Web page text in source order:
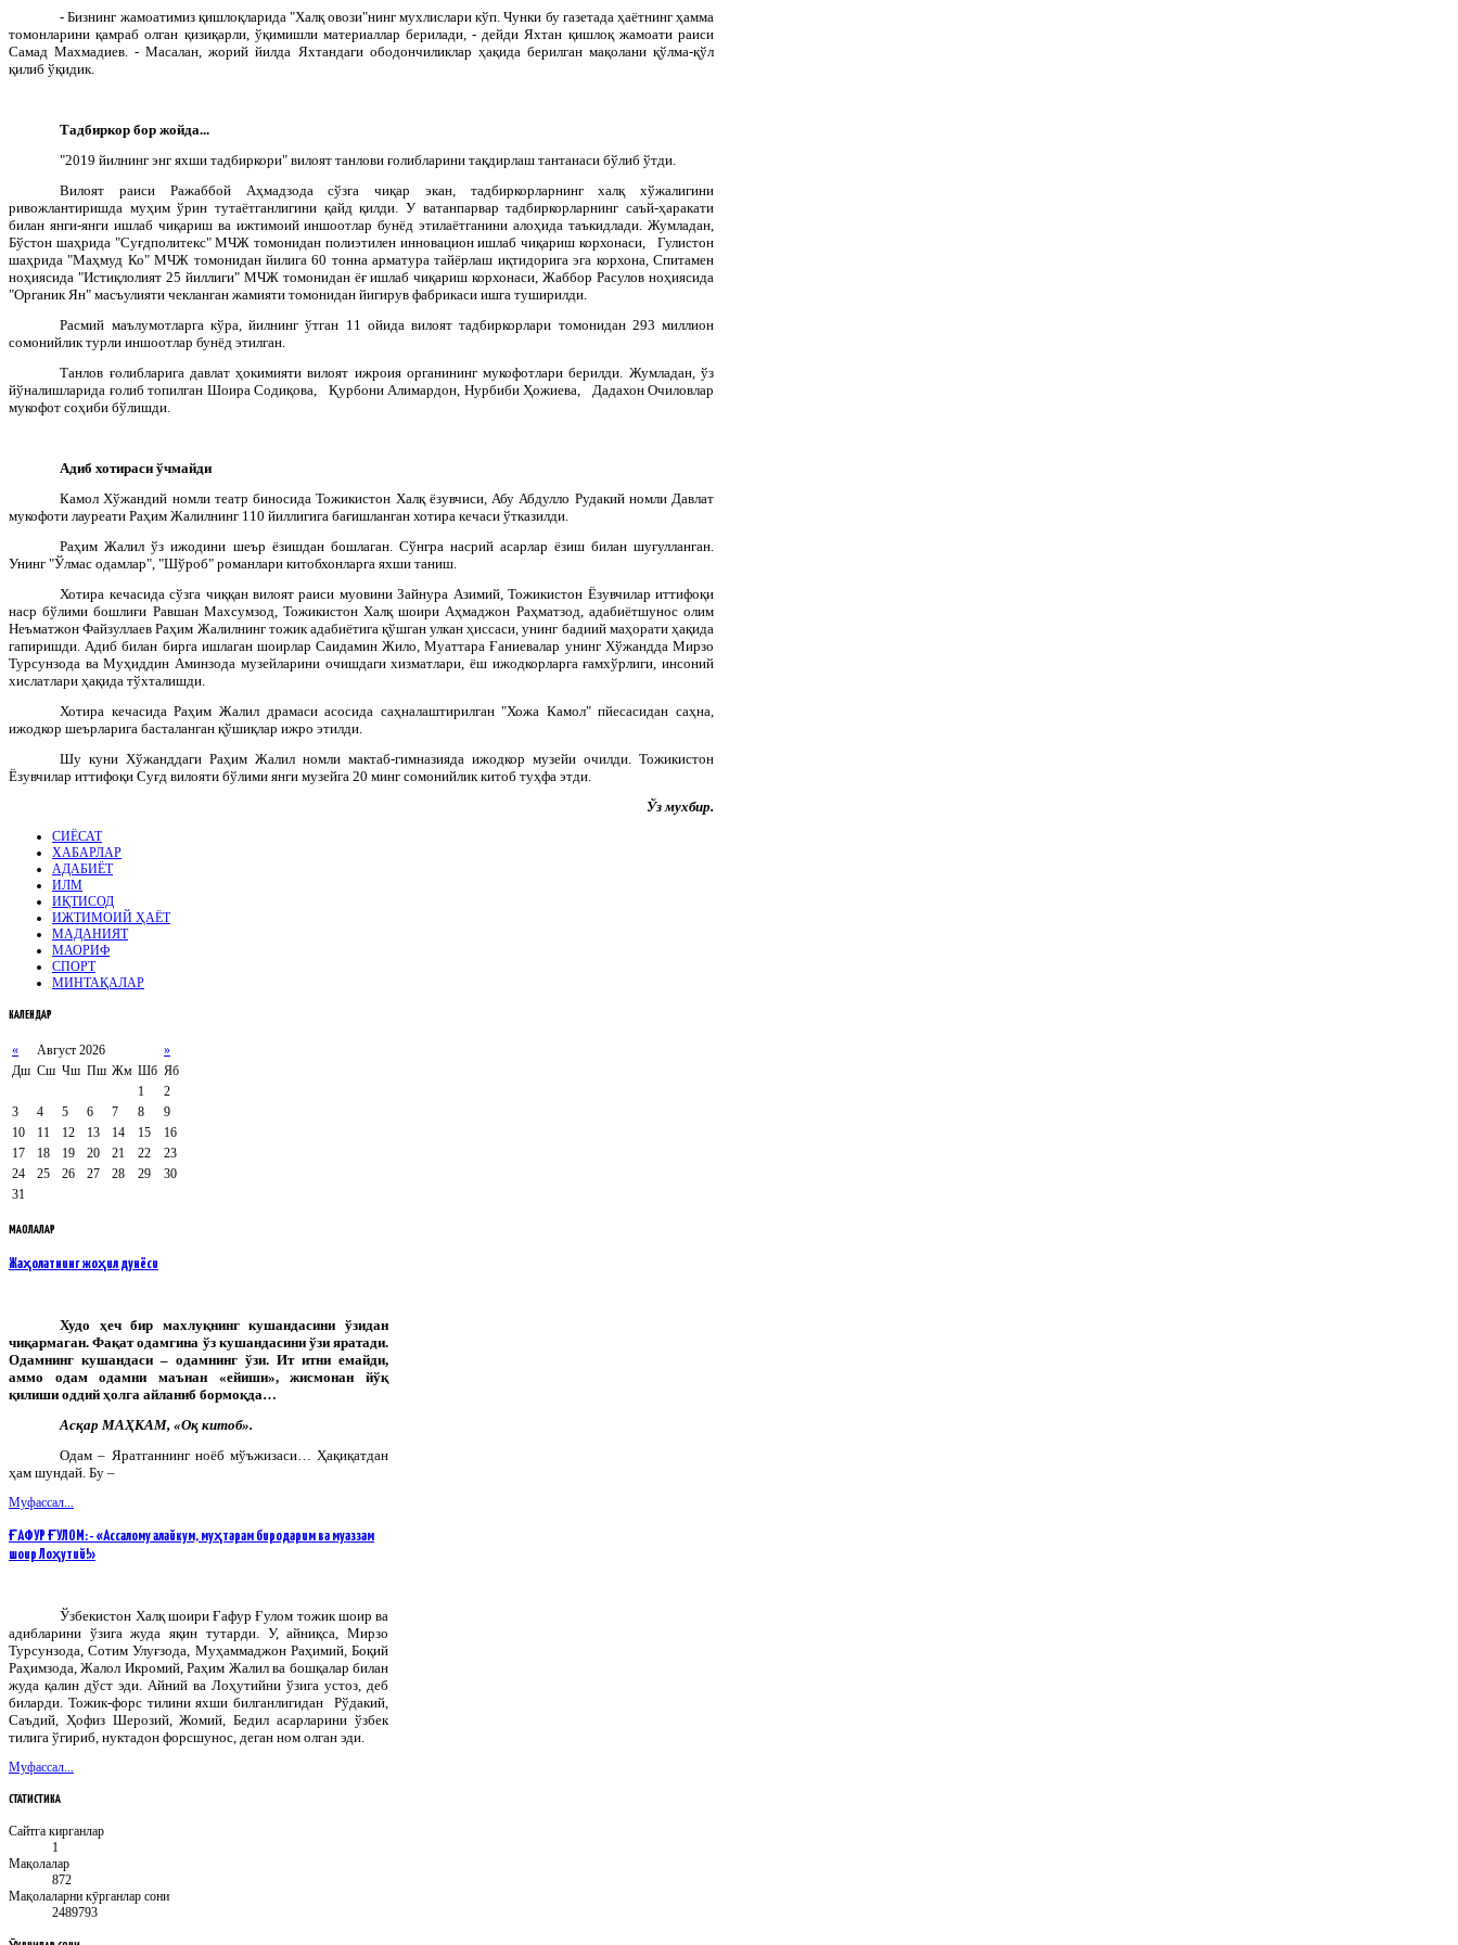
- Бизнинг жамоатимиз қишлоқларида "Халқ овози"нинг мухлислари кўп. Чунки бу газетада ҳаётнинг ҳамма
томонларини қамраб олган қизиқарли, ўқимишли материаллар берилади, - дейди Яхтан қишлоқ жамоати раиси
Самад Махмадиев. - Масалан, жорий йилда Яхтандаги ободончиликлар ҳақида берилган мақолани қўлма-қўл
қилиб ўқидик.
Тадбиркор бор жойда...
"2019 йилнинг энг яхши тадбиркори" вилоят танлови ғолибларини тақдирлаш тантанаси бўлиб ўтди.
Вилоят раиси Ражаббой Аҳмадзода сўзга чиқар экан, тадбиркорларнинг халқ хўжалигини
ривожлантиришда муҳим ўрин тутаётганлигини қайд қилди. У ватанпарвар тадбиркорларнинг саъй-ҳаракати
билан янги-янги ишлаб чиқариш ва ижтимоий иншоотлар бунёд этилаётганини алоҳида таъкидлади. Жумладан,
Бўстон шаҳрида "Суғдполитекс" МЧЖ томонидан полиэтилен инновацион ишлаб чиқариш корхонаси, Гулистон
шаҳрида "Маҳмуд Ко" МЧЖ томонидан йилига 60 тонна арматура тайёрлаш иқтидорига эга корхона, Спитамен
ноҳиясида "Истиқлолият 25 йиллиги" МЧЖ томонидан ёғ ишлаб чиқариш корхонаси, Жаббор Расулов ноҳиясида
"Органик Ян" масъулияти чекланган жамияти томонидан йигирув фабрикаси ишга туширилди.
Расмий маълумотларга кўра, йилнинг ўтган 11 ойида вилоят тадбиркорлари томонидан 293 миллион
сомонийлик турли иншоотлар бунёд этилган.
Танлов ғолибларига давлат ҳокимияти вилоят ижроия органининг мукофотлари берилди. Жумладан, ўз
йўналишларида ғолиб топилган Шоира Содиқова, Қурбони Алимардон, Нурбиби Ҳожиева, Дадахон Очиловлар
мукофот соҳиби бўлишди.
Адиб хотираси ўчмайди
Камол Хўжандий номли театр биносида Тожикистон Халқ ёзувчиси, Абу Абдулло Рудакий номли Давлат
мукофоти лауреати Раҳим Жалилнинг 110 йиллигига бағишланган хотира кечаси ўтказилди.
Раҳим Жалил ўз ижодини шеър ёзишдан бошлаган. Сўнгра насрий асарлар ёзиш билан шуғулланган.
Унинг "Ўлмас одамлар", "Шўроб" романлари китобхонларга яхши таниш.
Хотира кечасида сўзга чиққан вилоят раиси муовини Зайнура Азимий, Тожикистон Ёзувчилар иттифоқи
наср бўлими бошлиғи Равшан Махсумзод, Тожикистон Халқ шоири Аҳмаджон Раҳматзод, адабиётшунос олим
Неъматжон Файзуллаев Раҳим Жалилнинг тожик адабиётига қўшган улкан ҳиссаси, унинг бадиий маҳорати ҳақида
гапиришди. Адиб билан бирга ишлаган шоирлар Саидамин Жило, Муаттара Ғаниевалар унинг Хўжандда Мирзо
Турсунзода ва Муҳиддин Аминзода музейларини очишдаги хизматлари, ёш ижодкорларга ғамхўрлиги, инсоний
хислатлари ҳақида тўхталишди.
Хотира кечасида Раҳим Жалил драмаси асосида саҳналаштирилган "Хожа Камол" пйесасидан саҳна,
ижодкор шеърларига басталанган қўшиқлар ижро этилди.
Шу куни Хўжанддаги Раҳим Жалил номли мактаб-гимназияда ижодкор музейи очилди. Тожикистон
Ёзувчилар иттифоқи Суғд вилояти бўлими янги музейга 20 минг сомонийлик китоб туҳфа этди.
Ўз мухбир.
СИЁСАТ
ХАБАРЛАР
АДАБИЁТ
ИЛМ
ИҚТИСОД
ИЖТИМОИЙ ҲАЁТ
МАДАНИЯТ
МАОРИФ
СПОРТ
МИНТАҚАЛАР
КАЛЕНДАР
« Август 2026
»
Дш Сш Чш Пш Жм Шб Яб
1
2
3
4 5 6 7 8
9
10
11 12 13 14 15
16
17
18 19 20 21 22
23
24
25 26 27 28 29
30
31
МАҚОЛАЛАР
Жаҳолатнинг жоҳил дунёси
Худо ҳеч бир махлуқнинг кушандасини ўзидан
чиқармаган. Фақат одамгина ўз кушандасини ўзи яратади.
Одамнинг кушандаси – одамнинг ўзи. Ит итни емайди,
аммо одам одамни маънан «ейиши», жисмонан йўқ
қилиши оддий ҳолга айланиб бормоқда…
Асқар МАҲКАМ, «Оқ китоб».
Одам – Яратганнинг ноёб мўъжизаси… Ҳақиқатдан
ҳам шундай. Бу –
Муфассал...
ҒАФУР ҒУЛОМ: - «Ассалому алайкум, муҳтарам биродарим ва муаззам
шоир Лоҳутий!»
Ўзбекистон Халқ шоири Ғафур Ғулом тожик шоир ва
адибларини ўзига жуда яқин тутарди. У, айниқса, Мирзо
Турсунзода, Сотим Улуғзода, Муҳаммаджон Раҳимий, Боқий
Раҳимзода, Жалол Икромий, Раҳим Жалил ва бошқалар билан
жуда қалин дўст эди. Айний ва Лоҳутийни ўзига устоз, деб
биларди. Тожик-форс тилини яхши билганлигидан Рўдакий,
Саъдий, Ҳофиз Шерозий, Жомий, Бедил асарларини ўзбек
тилига ўгириб, нуктадон форсшунос, деган ном олган эди.
Муфассал...
СТАТИСТИКА
Сайтга кирганлар
1
Мақолалар
872
Мақолаларни кӯрганлар сони
2489793